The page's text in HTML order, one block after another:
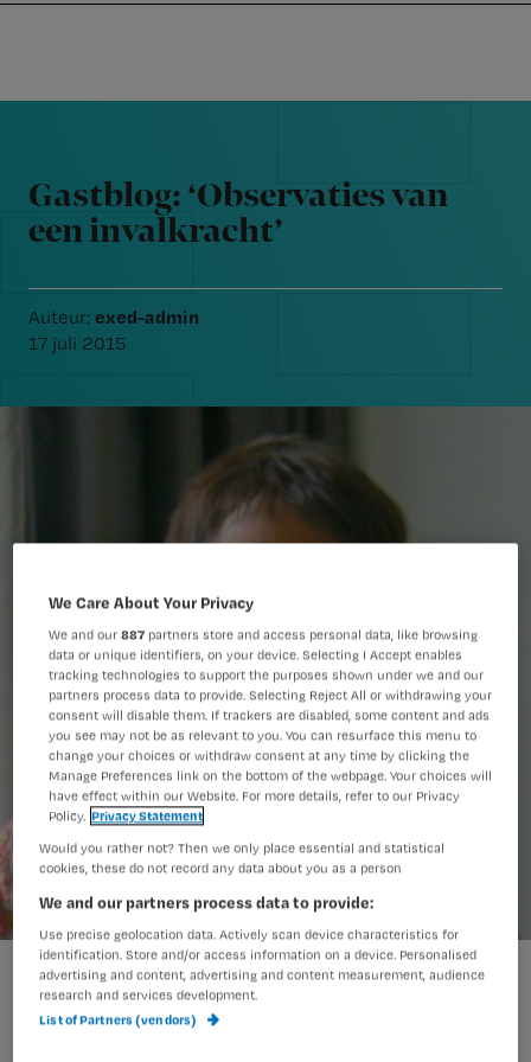
navigation
content
Nursing
Gastblog: ‘Observaties van
een invalkracht’
Auteur: exed-admin
17 juli 2015
De vakantieperiode is in volle gang en
We Care About Your Privacy
We and our887 partners store and access personal data, like browsing
data or unique identifiers, on your device. Selecting I Accept enables
tracking technologies to support the purposes shown under we and our
partners process data to provide. Selecting Reject All or withdrawing your
consent will disable them. If trackers are disabled, some content and ads
you see may not be as relevant to you. You can resurface this menu to
change your choices or withdraw consent at any time by clicking the
Manage Preferences link on the bottom of the webpage. Your choices will
have effect within our Website. For more details, refer to our Privacy
Policy. Privacy Statement
Would you rather not? Then we only place essential and statistical
cookies, these do not record any data about you as a person
We and our partners process data to provide:
Use precise geolocation data. Actively scan device characteristics for
identification. Store and/or access information on a device. Personalised
advertising and content, advertising and content measurement, audience
research and services development.
List of Partners (vendors)